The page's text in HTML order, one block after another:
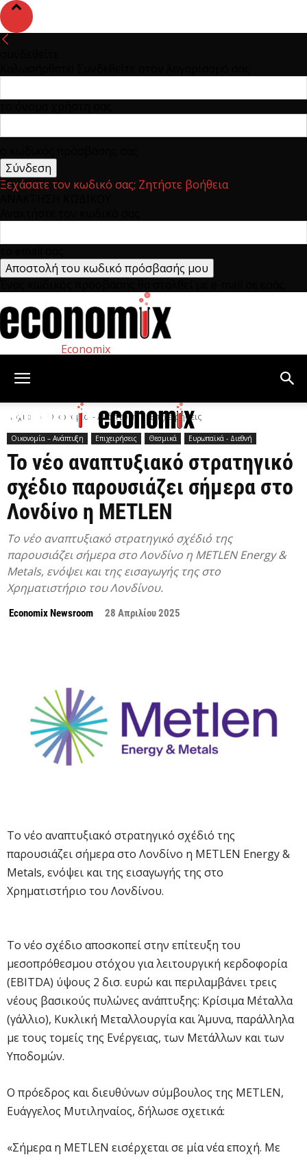
Ξεχάσατε τον κωδικό σας; Ζητήστε βοήθεια
Economix
Αρχική Οικονομία – Ανάπτυξη Επιχειρήσεις
Οικονομία – Ανάπτυξη Επιχειρήσεις Θεσμικά Ευρωπαϊκά - Διεθνή
Το νέο αναπτυξιακό στρατηγικό
σχέδιο παρουσιάζει σήμερα στο
Λονδίνο η METLEN
Το νέο αναπτυξιακό στρατηγικό σχέδιό της
παρουσιάζει σήμερα στο Λονδίνο η METLEN Energy &
Metals, ενόψει και της εισαγωγής της στο
Χρηματιστήριο του Λονδίνου.
Economix Newsroom 28 Απριλίου 2025
Το νέο αναπτυξιακό στρατηγικό σχέδιό της
παρουσιάζει σήμερα στο Λονδίνο η METLEN Energy &
Metals, ενόψει και της εισαγωγής της στο
Χρηματιστήριο του Λονδίνου.
Το νέο σχέδιο αποσκοπεί στην επίτευξη του
μεσοπρόθεσμου στόχου για λειτουργική κερδοφορία
(EBITDA) ύψους 2 δισ. ευρώ και περιλαμβάνει τρεις
νέους βασικούς πυλώνες ανάπτυξης: Κρίσιμα Μέταλλα
(γάλλιο), Κυκλική Μεταλλουργία και Άμυνα, παράλληλα
με τους τομείς της Ενέργειας, των Μετάλλων και των
Υποδομών.
Ο πρόεδρος και διευθύνων σύμβουλος της METLEN,
Ευάγγελος Μυτιληναίος, δήλωσε σχετικά:
«Σήμερα η METLEN εισέρχεται σε μία νέα εποχή. Με